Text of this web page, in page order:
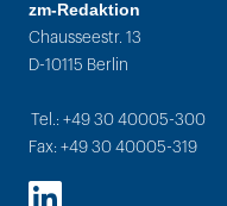
zm-Redaktion
Chausseestr. 13
D-10115 Berlin
Tel.: +49 30 40005-300
Fax: +49 30 40005-319